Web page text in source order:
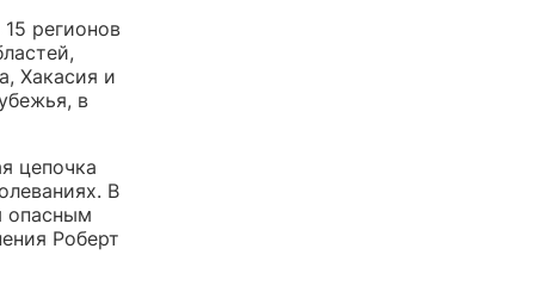
регионов
Хакасия и
в
цепочка
В
опасным
Роберт